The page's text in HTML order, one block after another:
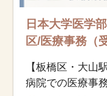
日本大学医学
区/医療事務（
【板橋区・大山
病院での医療事